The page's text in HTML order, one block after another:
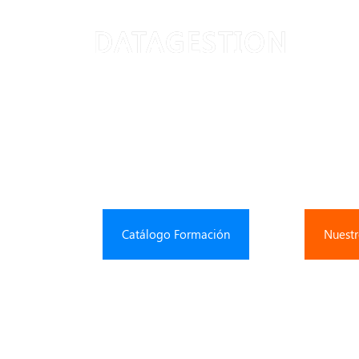
Catálogo Formación